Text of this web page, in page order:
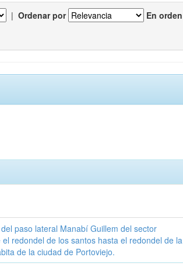
| Ordenar por En orden
paso lateral Manabí Guillem del sector
redondel de los santos hasta el redondel de la
de la ciudad de Portoviejo.